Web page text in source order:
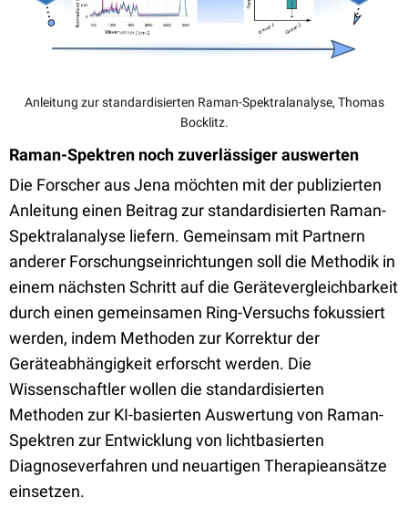
Anleitung zur standardisierten Raman-Spektralanalyse, Thomas
Bocklitz.
Raman-Spektren noch zuverlässiger auswerten
Die Forscher aus Jena möchten mit der publizierten
Anleitung einen Beitrag zur standardisierten Raman-
Spektralanalyse liefern. Gemeinsam mit Partnern
anderer Forschungseinrichtungen soll die Methodik in
einem nächsten Schritt auf die Gerätevergleichbarkeit
durch einen gemeinsamen Ring-Versuchs fokussiert
werden, indem Methoden zur Korrektur der
Geräteabhängigkeit erforscht werden. Die
Wissenschaftler wollen die standardisierten
Methoden zur KI-basierten Auswertung von Raman-
Spektren zur Entwicklung von lichtbasierten
Diagnoseverfahren und neuartigen Therapieansätze
einsetzen.